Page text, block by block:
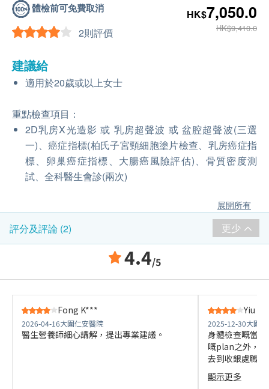
體檢前可免費取消
2則評價
HK$7,050.0
HK$9,410.0
建議給
適用於20歲或以上女士
重點檢查項目：
2D乳房X光造影 或 乳房超聲波 或 盆腔超聲波(三選
一)、癌症指標(柏氏子宮頸細胞塗片檢查、乳房癌症指
標、卵巢癌症指標、大腸癌風險評估)、骨質密度測
試、全科醫生會診(兩次)
展開所有
評分及評論 (2) 更少
4.4/5
Fong K***
2026-04-16大圍仁安醫院
醫生營養師細心講解，提出專業建議。
Yiu
2025-12-30大圍
身體檢查嘅當
嘅plan之外，
去到收銀處職
life plan已經喺
佢哋check清楚
顯示更多